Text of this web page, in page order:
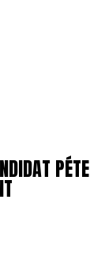
PÉTE